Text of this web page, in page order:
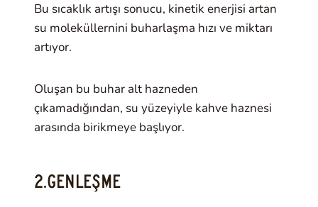
Bu sıcaklık artışı sonucu, kinetik enerjisi artan
su moleküllernini buharlaşma hızı ve miktarı
artıyor.
Oluşan bu buhar alt hazneden
çıkamadığından, su yüzeyiyle kahve haznesi
arasında birikmeye başlıyor.
2.GENLEŞME